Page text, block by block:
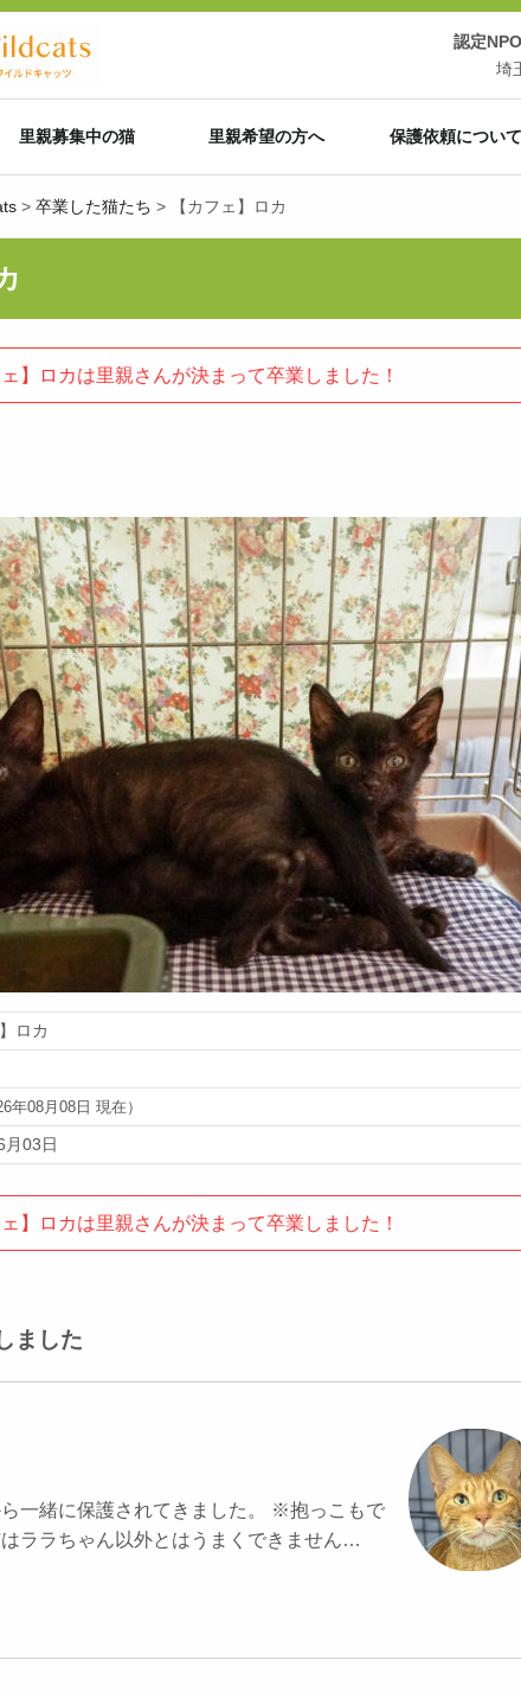
認定
埼
里親募集中の猫 里親希望の方へ 保護依頼について
> 卒業した猫たち > 【カフェ】ロカ
ェ】ロカは里親さんが決まって卒業しました！
ロカ
年08月08日 現在）
月03日
ェ】ロカは里親さんが決まって卒業しました！
ました
一緒に保護されてきました。 ※抱っこもで
ララちゃん以外とはうまくできません…